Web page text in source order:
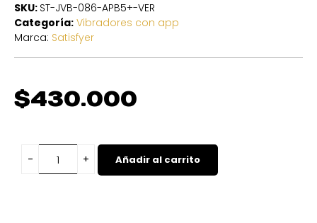
SKU: ST-JVB-086-APB5+-VER
Categoría: Vibradores con app
Marca: Satisfyer
$430.000
Añadir al carrito